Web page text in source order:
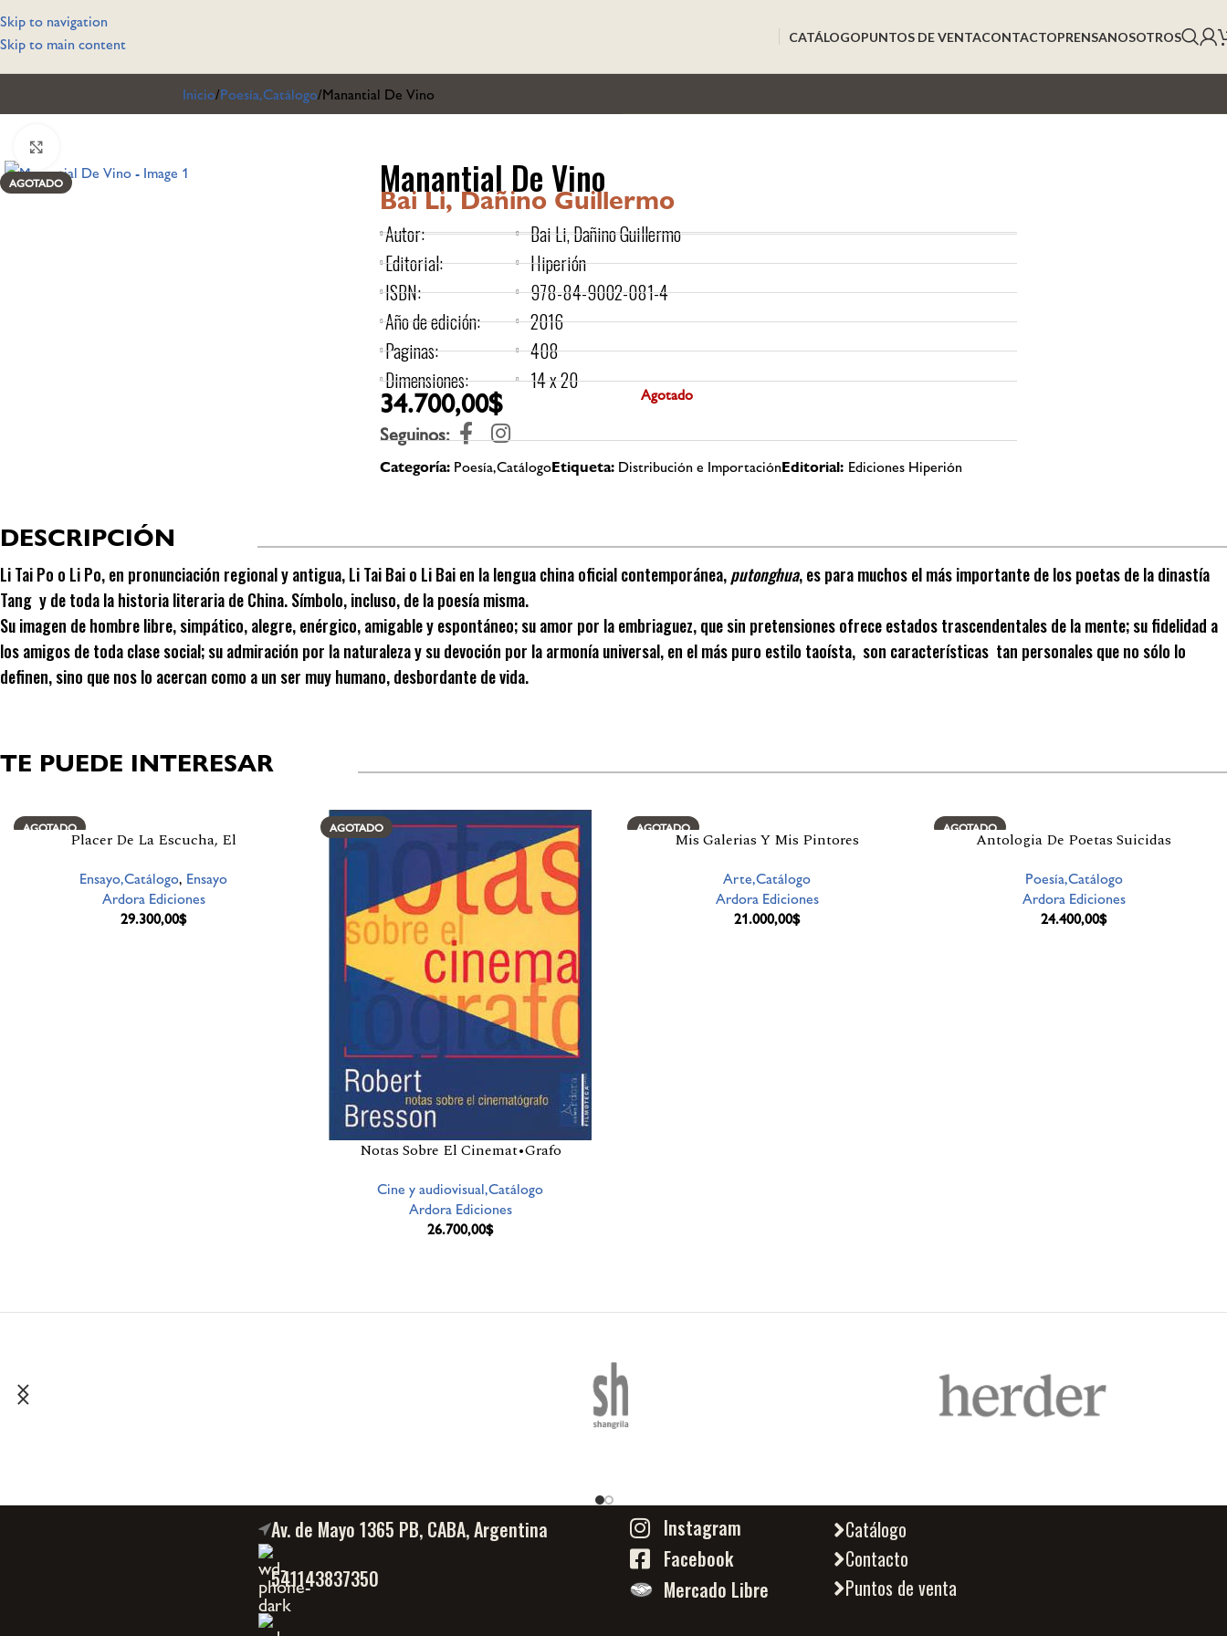
Skip to navigation
Skip to main content
CATÁLOGOPUNTOS DE VENTACONTACTOPRENSANOSOTROS
Inicio Poesía,Catálogo Manantial De Vino
AGOTADO Manantial De Vino
Bai Li, Dañino Guillermo
Autor:
Editorial:
ISBN:
Año de edición:
Paginas:
Dimensiones:
Bai Li, Dañino Guillermo
Hiperión
978-84-9002-081-4
2016
408
14 x 20
34.700,00$ Agotado
Seguinos:
Categoría: Poesía,CatálogoEtiqueta: Distribución e ImportaciónEditorial: Ediciones Hiperión
DESCRIPCIÓN
Li Tai Po o Li Po, en pronunciación regional y antigua, Li Tai Bai o Li Bai en la lengua china oficial contemporánea,putonghua, es para muchos el más importante de los poetas de la dinastía
Tang y de toda la historia literaria de China. Símbolo, incluso, de la poesía misma.
Su imagen de hombre libre, simpático, alegre, enérgico, amigable y espontáneo; su amor por la embriaguez, que sin pretensiones ofrece estados trascendentales de la mente; su fidelidad a
los amigos de toda clase social; su admiración por la naturaleza y su devoción por la armonía universal, en el más puro estilo taoísta, son características tan personales que no sólo lo
definen, sino que nos lo acercan como a un ser muy humano, desbordante de vida.
TE PUEDE INTERESAR
Productos relacionados
AGOTADO
Placer De La Escucha, El
Ensayo,Catálogo, Ensayo
Ardora Ediciones
29.300,00$
AGOTADO
Notas Sobre El Cinemat•Grafo
Cine y audiovisual,Catálogo
Ardora Ediciones
26.700,00$
AGOTADO
Mis Galerias Y Mis Pintores
Arte,Catálogo
Ardora Ediciones
21.000,00$
AGOTADO
Antologia De Poetas Suicidas
Poesía,Catálogo
Ardora Ediciones
24.400,00$
Av. de Mayo 1365 PB, CABA, Argentina
541143837350
Instagram
Facebook
Mercado Libre
Catálogo
Contacto
Puntos de venta